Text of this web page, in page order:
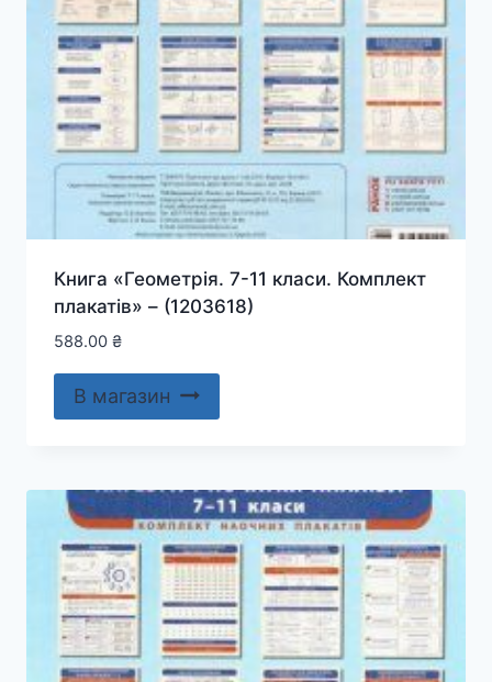
Книга «Геометрія. 7-11 класи. Комплект
плакатів» – (1203618)
588.00 ₴
В магазин